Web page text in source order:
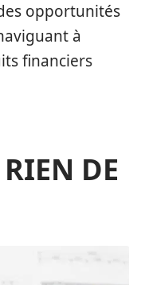
opportunités
à
financiers
DE